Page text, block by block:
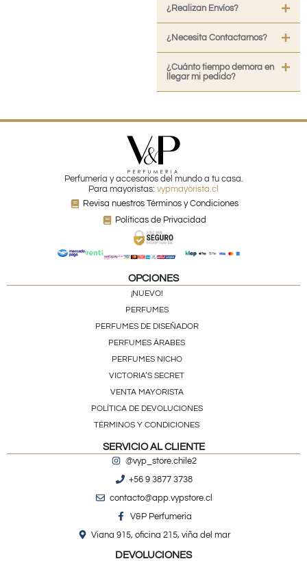
¿Realizan Envíos?
¿Necesita Contactarnos?
¿Cuánto tiempo demora en
llegar mi pedido?
Perfumería y accesorios del mundo a tu casa.
Para mayoristas: vypmayorista.cl
Revisa nuestros Términos y Condiciones
Políticas de Privacidad
OPCIONES
¡NUEVO!
PERFUMES
PERFUMES DE DISEÑADOR
PERFUMES ÁRABES
PERFUMES NICHO
VICTORIA’S SECRET
VENTA MAYORISTA
POLÍTICA DE DEVOLUCIONES
TÉRMINOS Y CONDICIONES
SERVICIO AL CLIENTE
@vyp_store.chile2
+56 9 3877 3738
contacto@app.vypstore.cl
V&P Perfumeria
Viana 915, oficina 215, viña del mar
DEVOLUCIONES